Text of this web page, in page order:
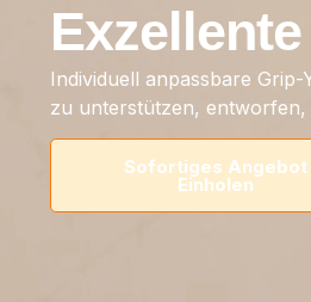
Individuell anpassbare
zu unterstützen,
Sofortiges Angebot
Einholen